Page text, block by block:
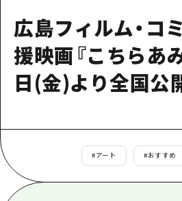
1泊2日
2泊3日
観光案内所
広島県を訪れる
ボランティアガ
ガイドブック
広島県の魅力を
よくあるご質問
広島フィルム・コ
援映画『こちらあ
日(金)より全国公
#アート #おすすめ